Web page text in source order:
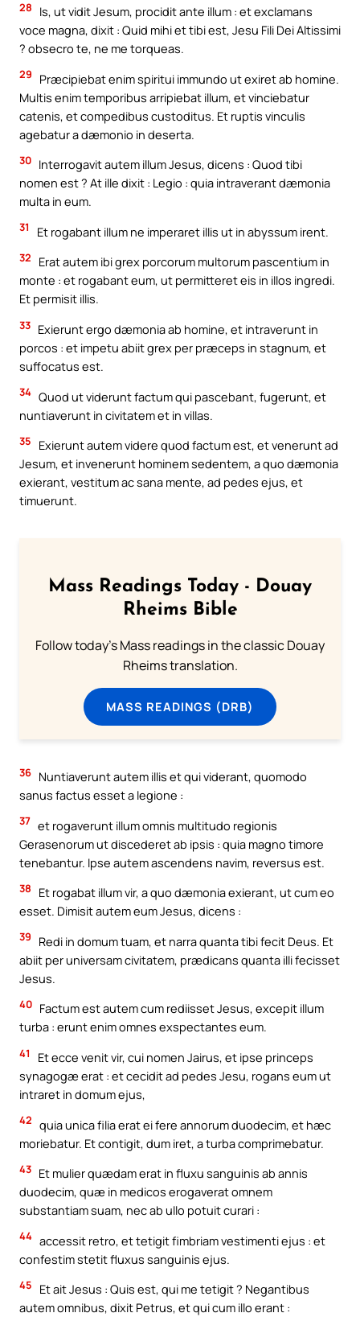
28
Is, ut vidit Jesum, procidit ante illum : et exclamans
voce magna, dixit : Quid mihi et tibi est, Jesu Fili Dei Altissimi
? obsecro te, ne me torqueas.
29
Præcipiebat enim spiritui immundo ut exiret ab homine.
Multis enim temporibus arripiebat illum, et vinciebatur
catenis, et compedibus custoditus. Et ruptis vinculis
agebatur a dæmonio in deserta.
30 Interrogavit autem illum Jesus, dicens : Quod tibi
nomen est ? At ille dixit : Legio : quia intraverant dæmonia
multa in eum.
31 Et rogabant illum ne imperaret illis ut in abyssum irent.
32
Erat autem ibi grex porcorum multorum pascentium in
monte : et rogabant eum, ut permitteret eis in illos ingredi.
Et permisit illis.
33 Exierunt ergo dæmonia ab homine, et intraverunt in
porcos : et impetu abiit grex per præceps in stagnum, et
suffocatus est.
34 Quod ut viderunt factum qui pascebant, fugerunt, et
nuntiaverunt in civitatem et in villas.
35
Exierunt autem videre quod factum est, et venerunt ad
Jesum, et invenerunt hominem sedentem, a quo dæmonia
exierant, vestitum ac sana mente, ad pedes ejus, et
timuerunt.
Mass Readings Today - Douay
Rheims Bible
Follow today's Mass readings in the classic Douay
Rheims translation.
MASS READINGS (DRB)
36 Nuntiaverunt autem illis et qui viderant, quomodo
sanus factus esset a legione :
37 et rogaverunt illum omnis multitudo regionis
Gerasenorum ut discederet ab ipsis : quia magno timore
tenebantur. Ipse autem ascendens navim, reversus est.
38
Et rogabat illum vir, a quo dæmonia exierant, ut cum eo
esset. Dimisit autem eum Jesus, dicens :
39
Redi in domum tuam, et narra quanta tibi fecit Deus. Et
abiit per universam civitatem, prædicans quanta illi fecisset
Jesus.
40 Factum est autem cum rediisset Jesus, excepit illum
turba : erunt enim omnes exspectantes eum.
41
Et ecce venit vir, cui nomen Jairus, et ipse princeps
synagogæ erat : et cecidit ad pedes Jesu, rogans eum ut
intraret in domum ejus,
42 quia unica filia erat ei fere annorum duodecim, et hæc
moriebatur. Et contigit, dum iret, a turba comprimebatur.
43 Et mulier quædam erat in fluxu sanguinis ab annis
duodecim, quæ in medicos erogaverat omnem
substantiam suam, nec ab ullo potuit curari :
44 accessit retro, et tetigit fimbriam vestimenti ejus : et
confestim stetit fluxus sanguinis ejus.
45
Et ait Jesus : Quis est, qui me tetigit ? Negantibus
autem omnibus, dixit Petrus, et qui cum illo erant :